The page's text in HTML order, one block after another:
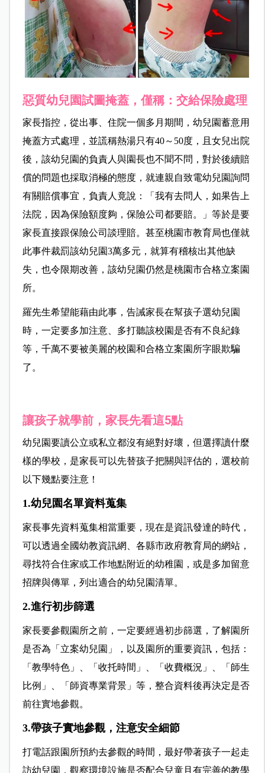
惡質幼兒園試圖掩蓋，僅稱：交給保險處理
家長指控，從出事、住院一個多月期間，幼兒園蓄意用
掩蓋方式處理，並謊稱熱湯只有40～50度，且女兒出院
後，該幼兒園的負責人與園長也不聞不問，對於後續賠
償的問題也採取消極的態度，就連親自致電幼兒園詢問
有關賠償事宜，負責人竟說：「我有去問人，如果告上
法院，因為保險額度夠，保險公司都要賠。」等於是要
家長直接跟保險公司談理賠。甚至桃園市教育局也僅就
此事件裁罰該幼兒園3萬多元，就算有稽核出其他缺
失，也令限期改善，該幼兒園仍然是桃園市合格立案園
所。
羅先生希望能藉由此事，告誡家長在幫孩子選幼兒園
時，一定要多加注意、多打聽該校園是否有不良紀錄
等，千萬不要被美麗的校園和合格立案園所字眼欺騙
了。
讓孩子就學前，家長先看這5點
幼兒園要讀公立或私立都沒有絕對好壞，但選擇讀什麼
樣的學校，是家長可以先替孩子把關與評估的，選校前
以下幾點要注意！
1.幼兒園名單資料蒐集
家長事先資料蒐集相當重要，現在是資訊發達的時代，
可以透過全國幼教資訊網、各縣市政府教育局的網站，
尋找符合住家或工作地點附近的幼稚園，或是多加留意
招牌與傳單，列出適合的幼兒園清單。
2.進行初步篩選
家長要參觀園所之前，一定要經過初步篩選，了解園所
是否為「立案幼兒園」，以及園所的重要資訊，包括：
「教學特色」、「收托時間」、「收費概況」、「師生
比例」、「師資專業背景」等，整合資料後再決定是否
前往實地參觀。
3.帶孩子實地參觀，注意安全細節
打電話跟園所預約去參觀的時間，最好帶著孩子一起走
訪幼兒園，觀察環境設施是否配合兒童且有完善的教學